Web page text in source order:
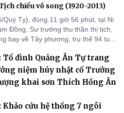
chiếu vô song (1920-2013)
Quý Tỵ), đúng 11 giờ 56 phút, tại Ni
Đồng, Sư trưởng thu thần thị tịch,
bay về Tây phương, trụ thế 94 tuổi
Tổ đình Quảng Ân Tự trang
niệm húy nhật cố Trưởng
khai sơn Thích Hồng Ân
Khảo cứu hệ thống 7 ngôi